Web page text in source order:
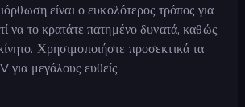
είναι ο ευκολότερος τρόπος για
να το κρατάτε πατημένο δυνατά, καθώς
Χρησιμοποιήστε προσεκτικά τα
για μεγάλους ευθείς